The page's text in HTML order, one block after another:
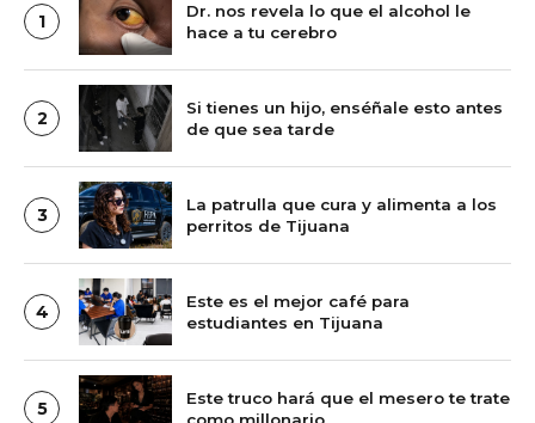
1
Dr. nos revela lo que el alcohol le
hace a tu cerebro
2
Si tienes un hijo, enséñale esto antes
de que sea tarde
3
La patrulla que cura y alimenta a los
perritos de Tijuana
4
Este es el mejor café para
estudiantes en Tijuana
5
Este truco hará que el mesero te trate